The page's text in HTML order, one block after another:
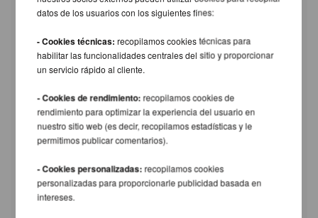
datos de los usuarios con los siguientes fines:
- Cookies técnicas:recopilamos cookies técnicas para
habilitar las funcionalidades centrales del sitio y proporcionar
un servicio rápido al cliente.
- Cookies de rendimiento: recopilamos cookies de
rendimiento para optimizar la experiencia del usuario en
nuestro sitio web (es decir, recopilamos estadísticas y le
permitimos publicar comentarios).
- Cookies personalizadas: recopilamos cookies
personalizadas para proporcionarle publicidad basada en
intereses.